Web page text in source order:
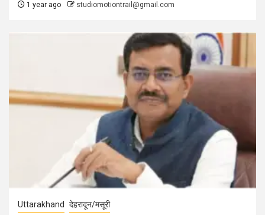
1 year ago studiomotiontrail@gmail.com
Uttarakhand देहरादून/मसूरी